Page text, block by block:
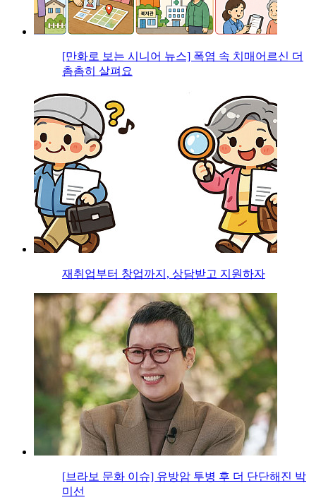
[만화로 보는 시니어 뉴스] 폭염 속 치매어르신 더
촘촘히 살펴요
재취업부터 창업까지, 상담받고 지원하자
[브라보 문화 이슈] 유방암 투병 후 더 단단해진 박
미선